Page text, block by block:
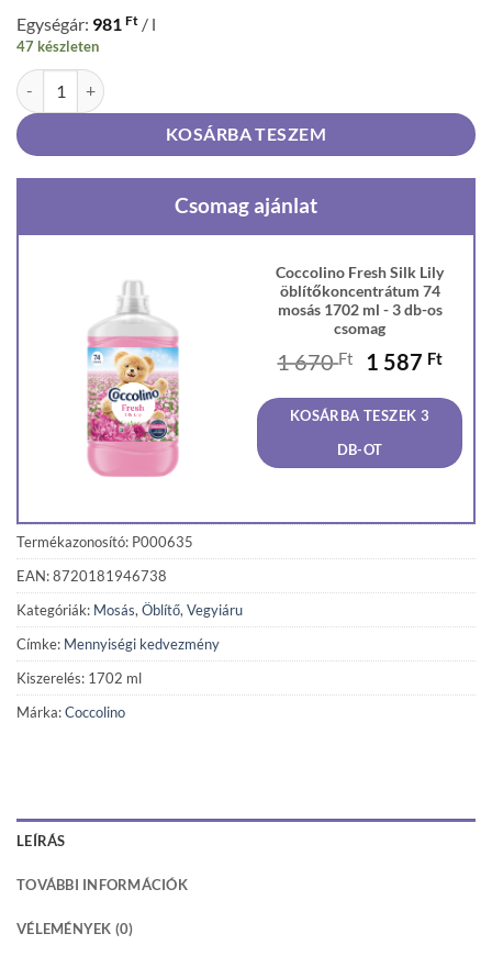
Egységár: 981 Ft / l
47 készleten
Coccolino Fresh Silk Lily öblítőkoncentrátum 74 mosás 1702 ml
KOSÁRBA TESZEM
Csomag ajánlat
Coccolino Fresh Silk Lily
öblítőkoncentrátum 74
mosás 1702 ml - 3 db-os
csomag
1 670Ft
Original
was:
1
670 Ft.
1 587 Ft
is:
587
KOSÁRBA TESZEK 3
DB-OT
Termékazonosító: P000635
EAN: 8720181946738
Kategóriák: Mosás, Öblítő, Vegyiáru
Címke: Mennyiségi kedvezmény
Kiszerelés: 1702 ml
Márka:Coccolino
LEÍRÁS
TOVÁBBI INFORMÁCIÓK
VÉLEMÉNYEK (0)